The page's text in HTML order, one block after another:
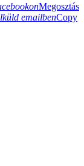
Megosztás
emailbenCopy